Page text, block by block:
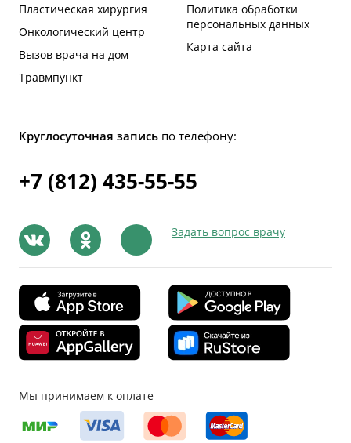
Пластическая хирургия
Онкологический центр
Вызов врача на дом
Травмпункт
Политика обработки
персональных данных
Карта сайта
Круглосуточная запись по телефону:
+7 (812) 435-55-55
Задать вопрос врачу
Мы принимаем к оплате